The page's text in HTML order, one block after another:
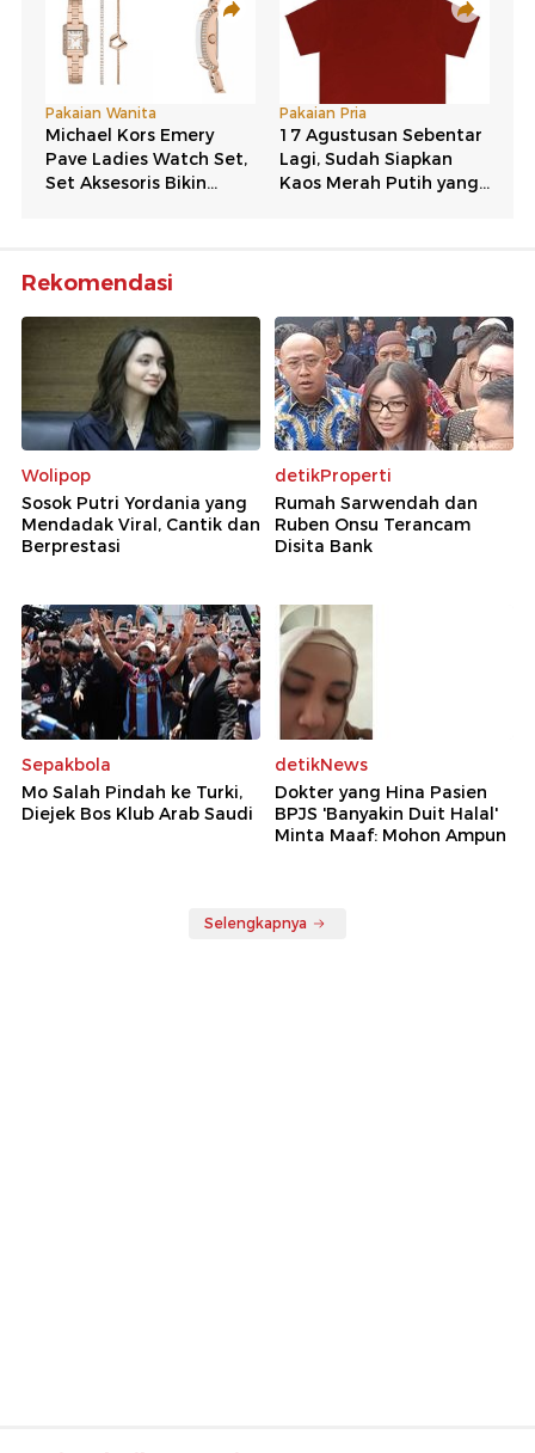
Rekomendasi
Wolipop
Sosok Putri Yordania yang
Mendadak Viral, Cantik dan
Berprestasi
detikProperti
Rumah Sarwendah dan
Ruben Onsu Terancam
Disita Bank
Sepakbola
Mo Salah Pindah ke Turki,
Diejek Bos Klub Arab Saudi
detikNews
Dokter yang Hina Pasien
BPJS 'Banyakin Duit Halal'
Minta Maaf: Mohon Ampun
Selengkapnya